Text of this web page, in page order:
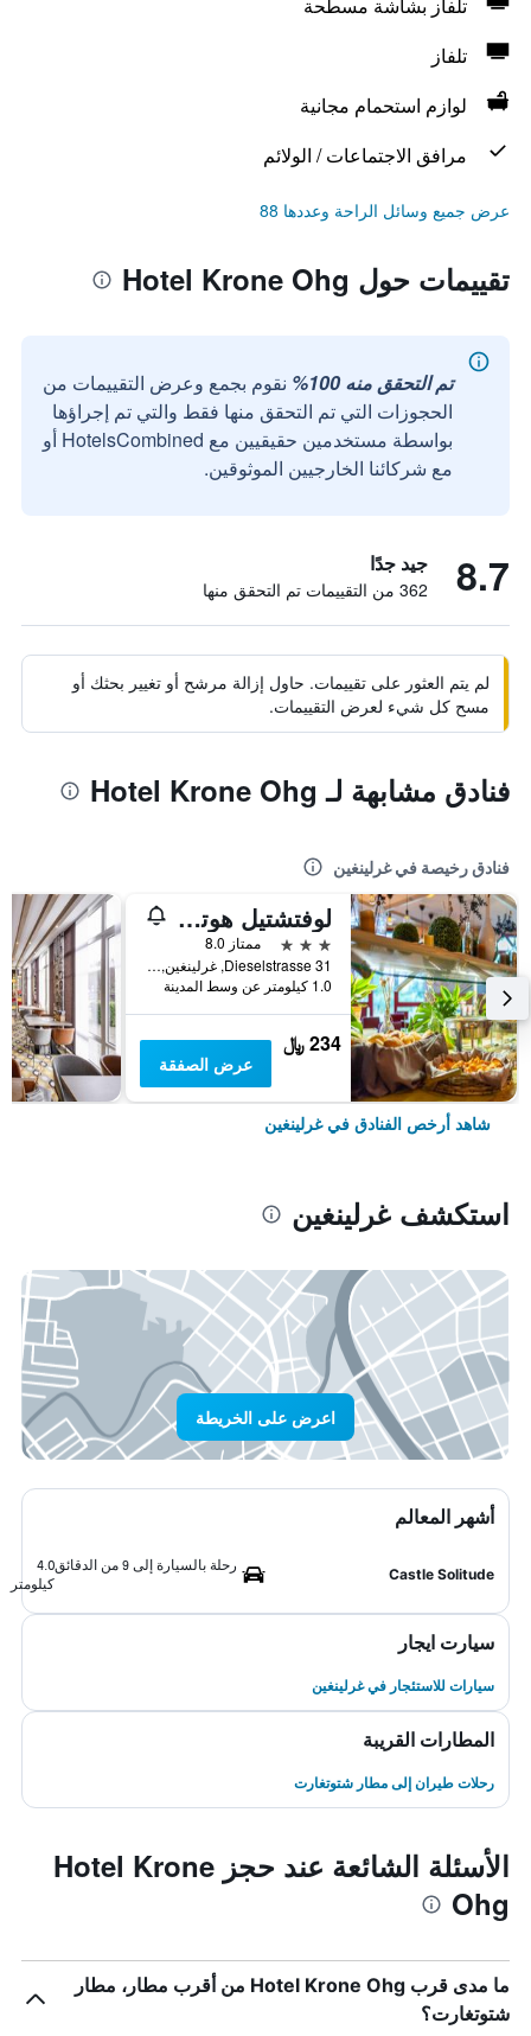
تلفاز
لوازم استحمام مجانية
مرافق الاجتماعات / الولائم
عرض جميع وسائل الراحة وعددها 88
تقييمات حول Hotel Krone Ohg
تم التحقق منه 100%
نقوم بجمع وعرض التقييمات من
الحجوزات التي تم التحقق منها فقط والتي تم إجراؤها
بواسطة مستخدمين حقيقيين مع HotelsCombined أو
مع شركائنا الخارجيين الموثوقين.
8.7 جيد جدًا
362 من التقييمات تم التحقق منها
لم يتم العثور على تقييمات. حاول إزالة مرشح أو تغيير بحثك أو
مسح كل شيء لعرض التقييمات.
فنادق مشابهة لـ Hotel Krone Ohg
فنادق رخيصة في غرلينغين
لوفتشتيل هوتل جيرلينجين، شور هوتل كوليكشن باي بي ابل
3 نجوم
ممتاز 8.0
Dieselstrasse 31, غرلينغين, بادن - فورتمبيرغ, ألمانيا
1.0 كيلومتر عن وسط المدينة
234 ﷼
عرض الصفقة
شاهد أرخص الفنادق في غرلينغين
استكشف غرلينغين
اعرض على الخريطة
أشهر المعالم
Castle Solitude
رحلة بالسيارة إلى 9 من الدقائق
4.0
كيلومتر
سيارت ايجار
سيارات للاستئجار في غرلينغين
المطارات القريبة
رحلات طيران إلى مطار شتوتغارت
الأسئلة الشائعة عند حجز Hotel Krone
Ohg
ما مدى قرب Hotel Krone Ohg من أقرب مطار، مطار
شتوتغارت؟